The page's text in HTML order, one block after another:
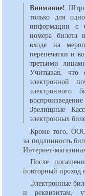
Внимание!
только для
информации с
номера билета
входе на
перепечатки и
третьими
Учитывая, что
электронной
электронного
Зрелищные
электронных
Кроме того, ООО
за подлинность
Интернет-
После
повторный проход
Электронные
и реквизитам,